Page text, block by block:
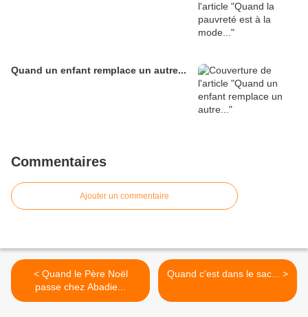
Quand un enfant remplace un autre...
Commentaires
Ajouter un commentaire
< Quand le Père Noël
passe chez Abadie...
Quand c'est dans le sac... >